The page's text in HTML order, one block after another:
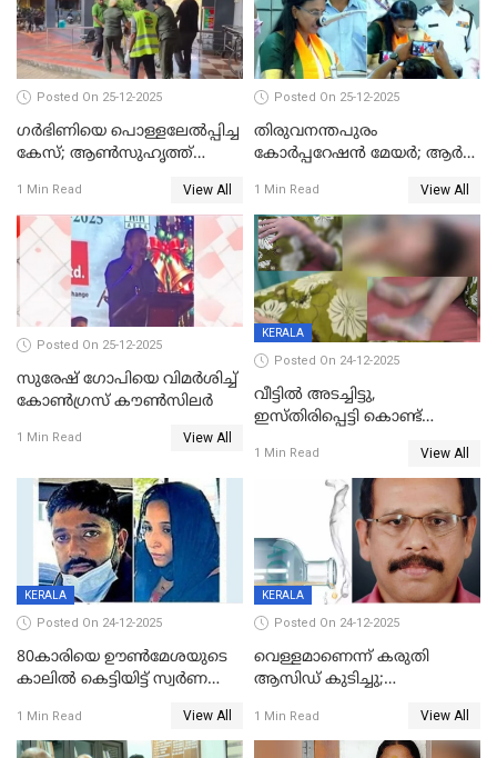
Posted On 25-12-2025
ഗര്‍ഭിണിയെ പൊള്ളലേല്‍പ്പിച്ച
കേസ്; ആണ്‍സുഹൃത്ത്
1 Min Read View All
Posted On 25-12-2025
തിരുവനന്തപുരം
കോര്‍പ്പറേഷന്‍ മേയർ; ആര്‍
1 Min Read View All
Posted On 25-12-2025
സുരേഷ് ഗോപിയെ വിമര്‍ശിച്ച്
കോണ്‍ഗ്രസ് കൗണ്‍സിലര്‍
1 Min Read View All
KERALA
Posted On 24-12-2025
വീട്ടിൽ അടച്ചിട്ടു,
ഇസ്തിരിപ്പെട്ടി കൊണ്ട്
ഗർഭിണിയായ യുവതിക്ക് ക്രൂര
1 Min Read View All
KERALA
Posted On 24-12-2025
80കാരിയെ ഊൺമേശയുടെ
കാലിൽ കെട്ടിയിട്ട് സ്വർണവും
കൊച്ചുമകനും സുഹൃത്തും
അറസ്റ്റിൽ
1 Min Read View All
KERALA
Posted On 24-12-2025
വെള്ളമാണെന്ന് കരുതി
ആസിഡ് കുടിച്ചു;
മരിച്ചു
1 Min Read View All